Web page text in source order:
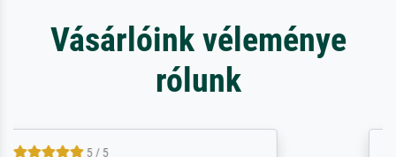
Vásárlóink véleménye
rólunk